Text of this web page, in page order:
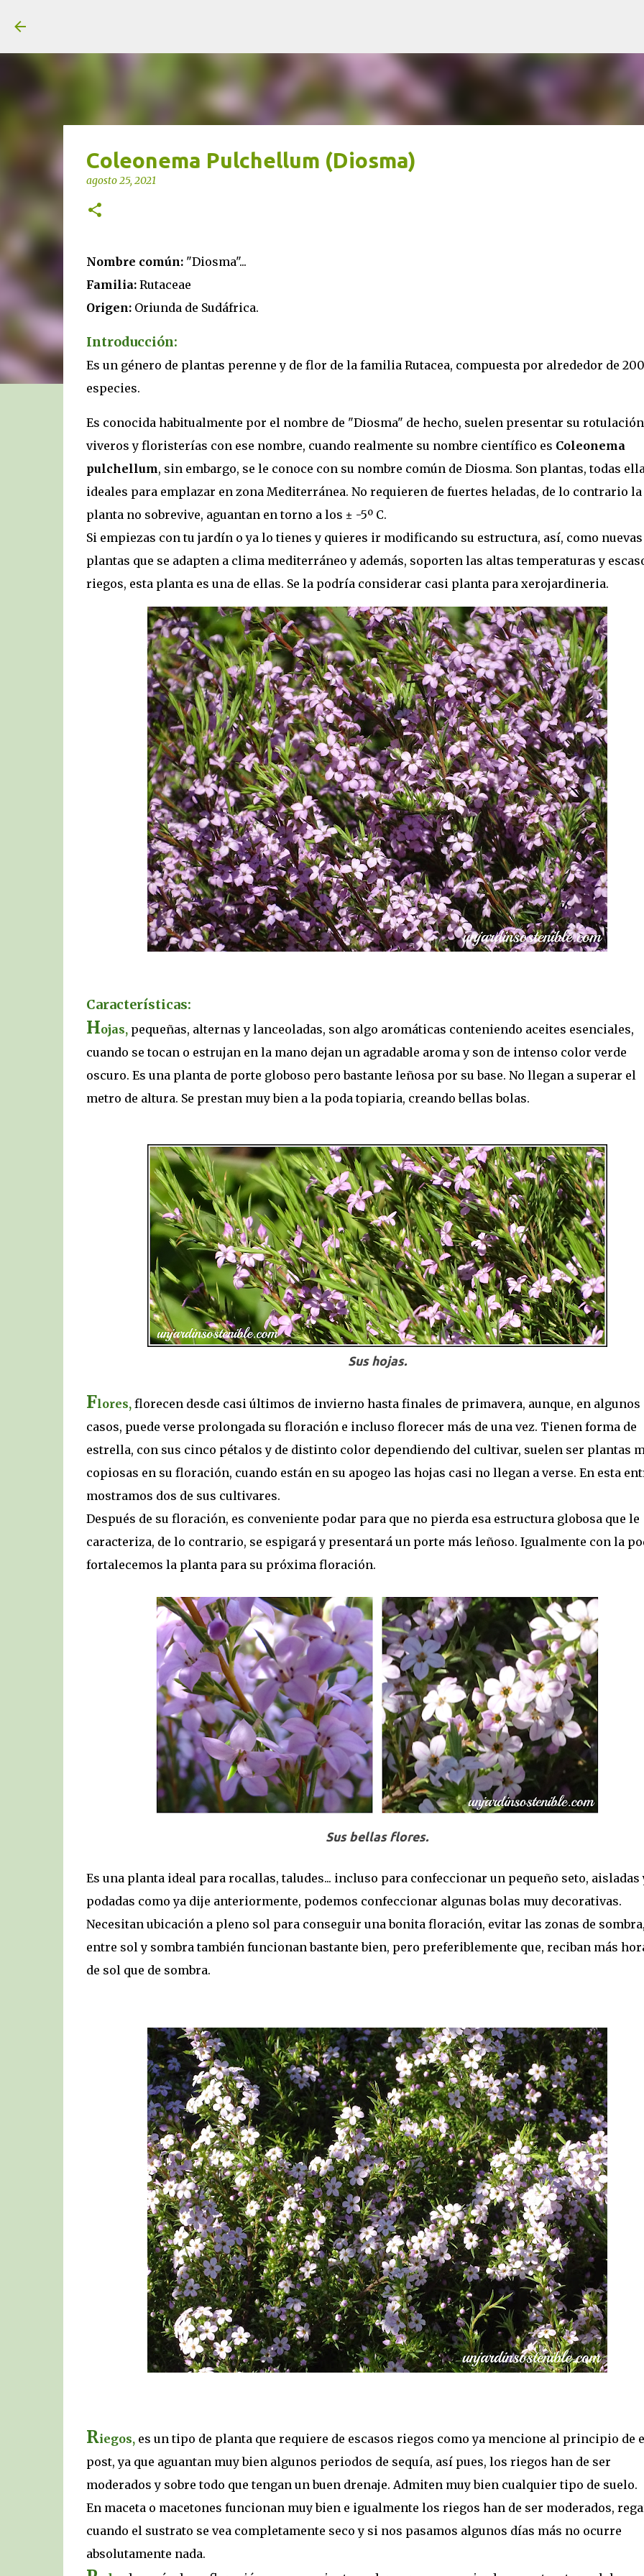
Coleonema Pulchellum (Diosma)
agosto 25, 2021
Nombre común:"Diosma"...
Familia:Rutaceae
Origen:Oriunda de Sudáfrica.
Introducción:
Es un género de plantas perenne y de flor de la familia Rutacea, compuesta por alrededor de 200
especies.
Es conocida habitualmente por el nombre de "Diosma" de hecho, suelen presentar su
viveros y floristerías con ese nombre, cuando realmente su nombre científico es Coleonema
pulchellum, sin embargo, se le conoce con su nombre común de Diosma. Son plantas, todas
ideales para emplazar en zona Mediterránea. No requieren de fuertes heladas, de lo contrario la
planta no sobrevive, aguantan en torno a los ± -5º C.
Si empiezas con tu jardín o ya lo tienes y quieres ir modificando su estructura, así, como nuevas
plantas que se adapten a clima mediterráneo y además, soporten las altas temperaturas y
riegos, esta planta es una de ellas. Se la podría considerar casi planta para xerojardineria.
Características:
Hojas,pequeñas, alternas y lanceoladas, son algo aromáticas conteniendo aceites esenciales,
cuando se tocan o estrujan en la mano dejan un agradable aroma y son de intenso color verde
oscuro. Es una planta de porte globoso pero bastante leñosa por su base. No llegan a superar el
metro de altura. Se prestan muy bien a la poda topiaria, creando bellas bolas.
Sus hojas.
Flores,florecen desde casi últimos de invierno hasta finales de primavera, aunque, en algunos
casos, puede verse prolongada su floración e incluso florecer más de una vez. Tienen forma de
estrella, con sus cinco pétalos y de distinto color dependiendo del cultivar, suelen ser plantas
copiosas en su floración, cuando están en su apogeo las hojas casi no llegan a verse. En esta
mostramos dos de sus cultivares.
Después de su floración, es conveniente podar para que no pierda esa estructura globosa que le
caracteriza, de lo contrario, se espigará y presentará un porte más leñoso. Igualmente con la
fortalecemos la planta para su próxima floración.
Sus bellas flores.
Es una planta ideal para rocallas, taludes... incluso para confeccionar un pequeño seto, aisladas
podadas como ya dije anteriormente, podemos confeccionar algunas bolas muy decorativas.
Necesitan ubicación a pleno sol para conseguir una bonita floración, evitar las zonas de sombra,
entre sol y sombra también funcionan bastante bien, pero preferiblemente que, reciban más
de sol que de sombra.
Riegos, es un tipo de planta que requiere de escasos riegos como ya mencione al principio de
post, ya que aguantan muy bien algunos periodos de sequía, así pues, los riegos han de ser
moderados y sobre todo que tengan un buen drenaje. Admiten muy bien cualquier tipo de suelo.
En maceta o macetones funcionan muy bien e igualmente los riegos han de ser moderados,
cuando el sustrato se vea completamente seco y si nos pasamos algunos días más no ocurre
absolutamente nada.